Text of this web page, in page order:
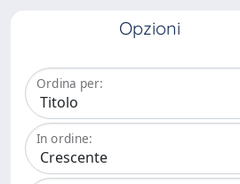
Opzioni
Ordina per:
In ordine: